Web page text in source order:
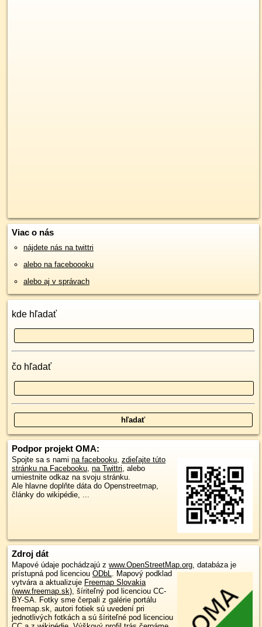
Viac o nás
nájdete nás na twittri
alebo na faceboooku
alebo aj v správach
kde hľadať
čo hľadať
Podpor projekt OMA:
Spojte sa s nami na facebooku, zdieľajte túto
stránku na Facebooku, na Twittri, alebo
umiestnite odkaz na svoju stránku.
Ale hlavne doplňte dáta do Openstreetmap,
články do wikipédie, ...
Zdroj dát
Mapové údaje pochádzajú z www.OpenStreetMap.org, databáza je
prístupná pod licenciou ODbL. Mapový podklad
vytvára a aktualizuje Freemap Slovakia
(www.freemap.sk), šíriteľný pod licenciou CC-
BY-SA. Fotky sme čerpali z galérie portálu
freemap.sk, autori fotiek sú uvedení pri
jednotlivých fotkách a sú šíriteľné pod licenciou